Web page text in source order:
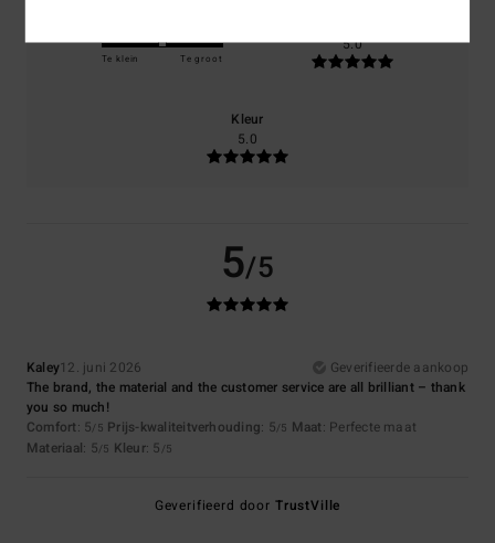
Te klein Te groot
5.0
Kleur
5.0
5/5
Kaley12. juni 2026
Geverifieerde aankoop
The brand, the material and the customer service are all brilliant – thank
you so much!
Comfort: 5/5 Prijs-kwaliteitverhouding: 5/5 Maat: Perfecte maat
Materiaal: 5/5 Kleur: 5 /5
Geverifieerd door TrustVille